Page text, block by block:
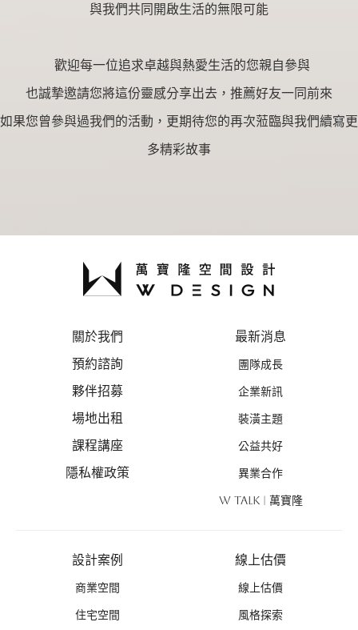
與我們共同開啟生活的無限可能
歡迎每一位追求卓越與熱愛生活的您親自參與
也誠摯邀請您將這份靈感分享出去，推薦好友一同前來
如果您曾參與過我們的活動，更期待您的再次蒞臨與我們續寫更
多精彩故事
關於我們
預約諮詢
夥伴招募
場地出租
課程講座
隱私權政策
最新消息
團隊成長
企業新訊
裝潢主題
公益共好
異業合作
W TALK | 萬寶隆
設計案例
商業空間
住宅空間
線上估價
線上估價
風格探索